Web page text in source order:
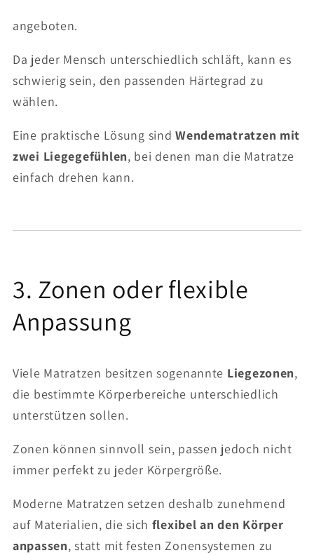
angeboten.
Da jeder Mensch unterschiedlich schläft, kann es
schwierig sein, den passenden Härtegrad zu
wählen.
Eine praktische Lösung sindWendematratzen mit
zwei Liegegefühlen, bei denen man die Matratze
einfach drehen kann.
3. Zonen oder flexible
Anpassung
Viele Matratzen besitzen sogenannte Liegezonen,
die bestimmte Körperbereiche unterschiedlich
unterstützen sollen.
Zonen können sinnvoll sein, passen jedoch nicht
immer perfekt zu jeder Körpergröße.
Moderne Matratzen setzen deshalb zunehmend
auf Materialien, die sich flexibel an den Körper
anpassen, statt mit festen Zonensystemen zu